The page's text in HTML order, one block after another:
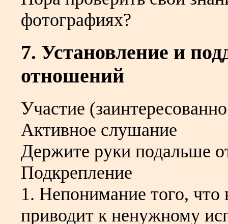
фотографиях?
7. Установление и
отношений
Участие
Активное слушание
Держите руки подальше
Подкрепление
1. Непонимание того, что
приводит к ненужному